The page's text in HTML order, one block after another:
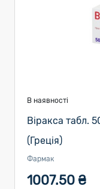
В наявності
Віракса табл.
(Греція)
Фармак
1007.50 ₴